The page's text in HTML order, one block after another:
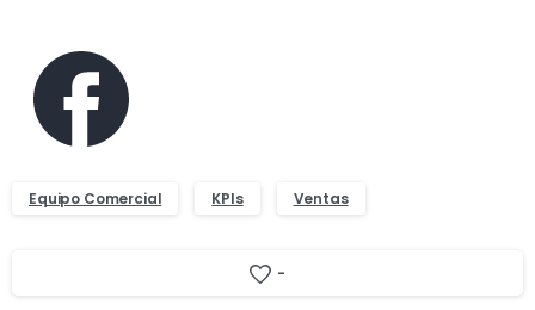
Equipo Comercial KPIs Ventas
-